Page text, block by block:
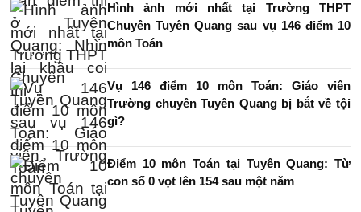
Hình ảnh mới nhất tại Trường THPT
Chuyên Tuyên Quang sau vụ 146 điểm 10
môn Toán
Vụ 146 điểm 10 môn Toán: Giáo viên
Trường chuyên Tuyên Quang bị bắt về tội
gì?
Điểm 10 môn Toán tại Tuyên Quang: Từ
con số 0 vọt lên 154 sau một năm